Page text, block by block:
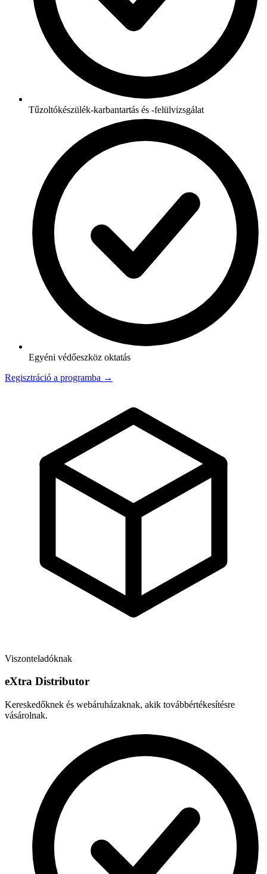
Tűzoltókészülék-karbantartás és -felülvizsgálat
Egyéni védőeszköz oktatás
Regisztráció a programba →
Viszonteladóknak
eXtra Distributor
Kereskedőknek és webáruházaknak, akik továbbértékesítésre
vásárolnak.